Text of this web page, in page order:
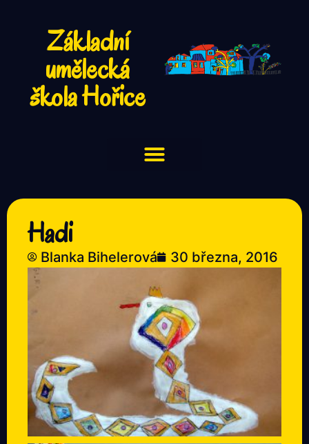
Základní
umělecká
škola Hořice
Hadi
Blanka Bihelerová 30 března, 2016